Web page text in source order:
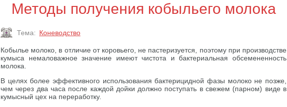
Методы получения кобыльего молока
Тема: Коневодство
Кобылье молоко, в отличие от коровьего, не пастеризуется, поэтому при производстве
кумыса немаловажное значение имеют чистота и бактериальная обсемененность
молока.
В целях более эффективного использования бактерицидной фазы молоко не позже,
чем через два часа после каждой дойки должно поступать в свежем (парном) виде в
кумысный цех на переработку.